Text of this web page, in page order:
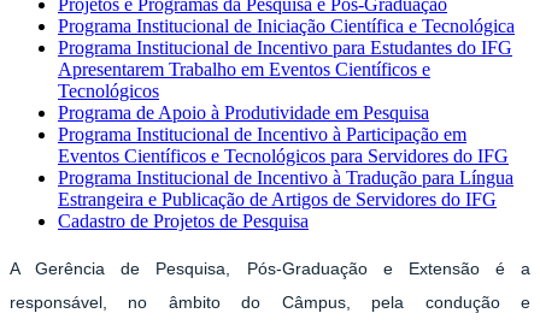
Projetos e Programas da Pesquisa e Pós-Graduação
Programa Institucional de Iniciação Científica e Tecnológica
Programa Institucional de Incentivo para Estudantes do IFG
Apresentarem Trabalho em Eventos Científicos e
Tecnológicos
Programa de Apoio à Produtividade em Pesquisa
Programa Institucional de Incentivo à Participação em
Eventos Científicos e Tecnológicos para Servidores do IFG
Programa Institucional de Incentivo à Tradução para Língua
Estrangeira e Publicação de Artigos de Servidores do IFG
Cadastro de Projetos de Pesquisa
A Gerência de Pesquisa, Pós-Graduação e Extensão é a
responsável, no âmbito do Câmpus, pela condução e